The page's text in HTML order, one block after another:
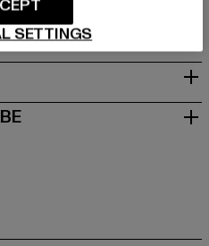
SETTINGS